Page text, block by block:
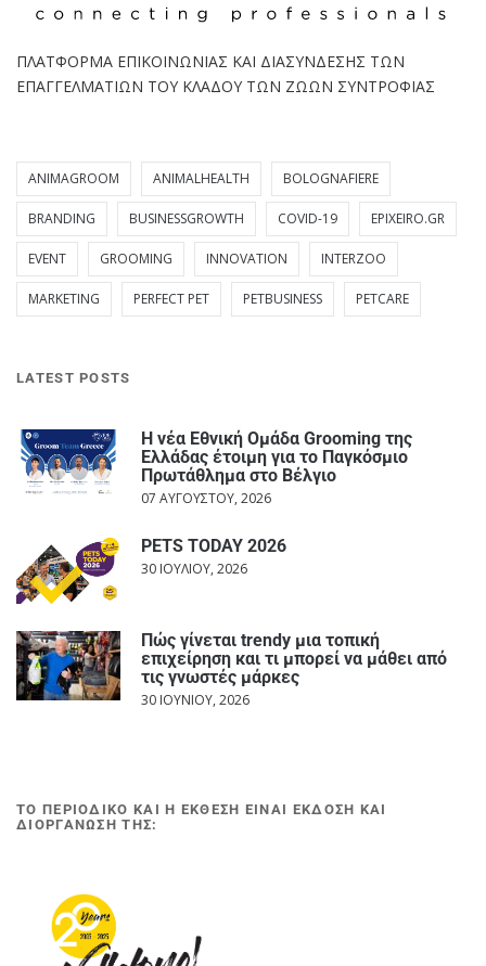
ΠΛΑΤΦΟΡΜΑ ΕΠΙΚΟΙΝΩΝΙΑΣ ΚΑΙ ΔΙΑΣΥΝΔΕΣΗΣ ΤΩΝ
ΕΠΑΓΓΕΛΜΑΤΙΩΝ ΤΟΥ ΚΛΑΔΟΥ ΤΩΝ ΖΩΩΝ ΣΥΝΤΡΟΦΙΑΣ
ANIMAGROOM ANIMALHEALTH BOLOGNAFIERE
BRANDING BUSINESSGROWTH COVID-19 EPIXEIRO.GR
EVENT GROOMING INNOVATION INTERZOO
MARKETING PERFECT PET PETBUSINESS PETCARE
LATEST POSTS
Η νέα Εθνική Ομάδα Grooming της
Ελλάδας έτοιμη για το Παγκόσμιο
Πρωτάθλημα στο Βέλγιο
07 ΑΥΓΟΎΣΤΟΥ, 2026
PETS TODAY 2026
30 ΙΟΥΛΊΟΥ, 2026
Πώς γίνεται trendy μια τοπική
επιχείρηση και τι μπορεί να μάθει από
τις γνωστές μάρκες
30 ΙΟΥΝΊΟΥ, 2026
ΤΟ ΠΕΡΙΟΔΙΚΟ ΚΑΙ Η ΕΚΘΕΣΗ ΕΙΝΑΙ ΕΚΔΟΣΗ ΚΑΙ
ΔΙΟΡΓΑΝΩΣΗ ΤΗΣ: